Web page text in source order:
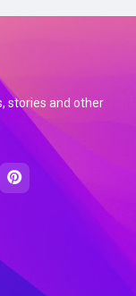
stories and other